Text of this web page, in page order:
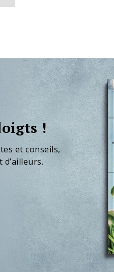
!
et conseils,